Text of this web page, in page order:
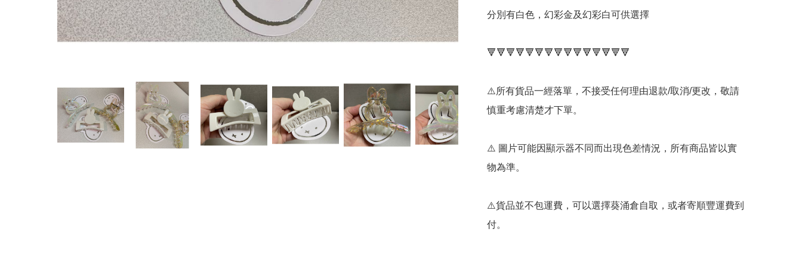
分別有白色，幻彩金及幻彩白可供選擇
🔻🔻🔻🔻🔻🔻🔻🔻🔻🔻🔻🔻🔻🔻🔻
⚠️所有貨品一經落單，不接受任何理由退款/取消/更改，敬請
慎重考慮清楚才下單。
⚠️ 圖片可能因顯示器不同而出現色差情況，所有商品皆以實
物為準。
⚠️貨品並不包運費，可以選擇葵涌倉自取，或者寄順豐運費到
付。